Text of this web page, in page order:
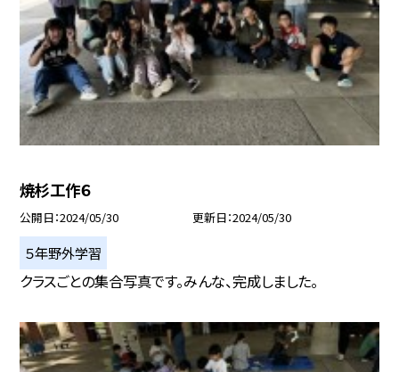
焼杉工作６
公開日 2024/05/30 更新日 2024/05/30
５年野外学習
クラスごとの集合写真です。みんな、完成しました。